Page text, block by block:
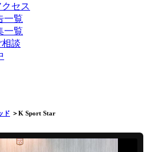
セス
一覧
一覧
談
ド ＞K Sport Star